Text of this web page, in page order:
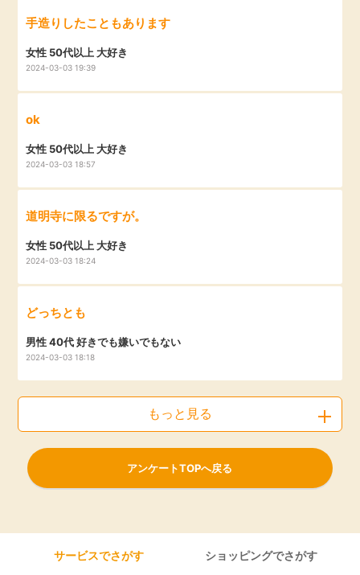
手造りしたこともあります
女性 50代以上 大好き
2024-03-03 19:39
ok
女性 50代以上 大好き
2024-03-03 18:57
道明寺に限るですが。
女性 50代以上 大好き
2024-03-03 18:24
どっちとも
男性 40代 好きでも嫌いでもない
2024-03-03 18:18
もっと見る
アンケートTOPへ戻る
サービスでさがす ショッピングでさがす